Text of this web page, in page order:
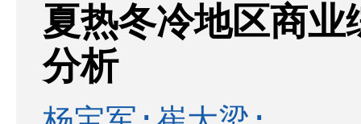
夏热冬冷地区商
分析